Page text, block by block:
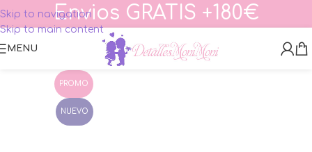
Skip to navigation
Skip to main content
Envios GRATIS +180€
MENU
PROMO
NUEVO